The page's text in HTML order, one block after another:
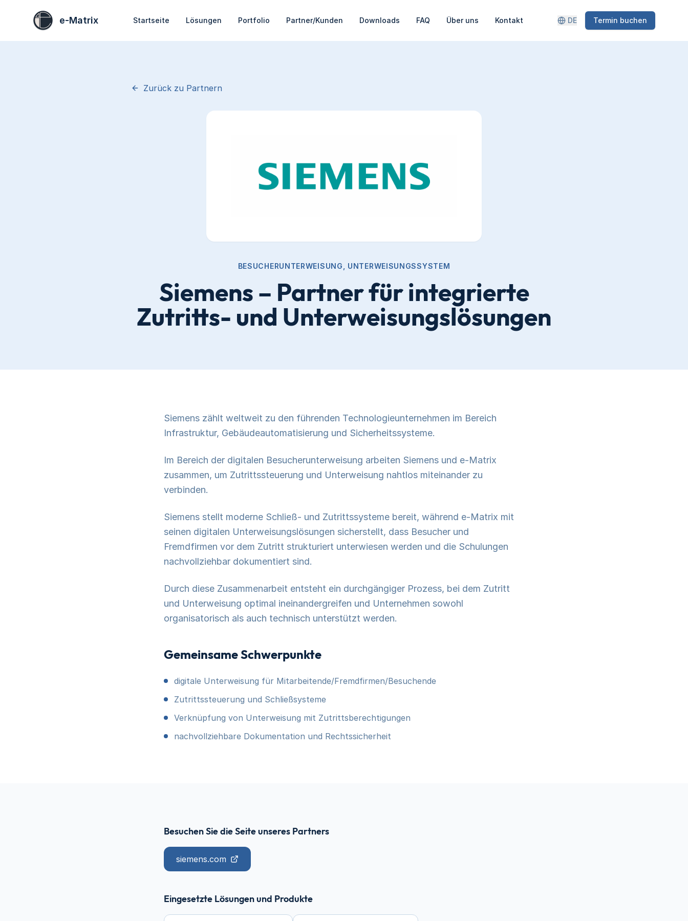
e-Matrix Startseite Lösungen Portfolio Partner/Kunden Downloads FAQ Über uns Kontakt DE Termin buchen
Zurück zu Partnern
BESUCHERUNTERWEISUNG, UNTERWEISUNGSSYSTEM
Siemens – Partner für integrierte
Zutritts- und Unterweisungslösungen
Siemens zählt weltweit zu den führenden Technologieunternehmen im Bereich
Infrastruktur, Gebäudeautomatisierung und Sicherheitssysteme.
Im Bereich der digitalen Besucherunterweisung arbeiten Siemens und e-Matrix
zusammen, um Zutrittssteuerung und Unterweisung nahtlos miteinander zu
verbinden.
Siemens stellt moderne Schließ- und Zutrittssysteme bereit, während e-Matrix mit
seinen digitalen Unterweisungslösungen sicherstellt, dass Besucher und
Fremdfirmen vor dem Zutritt strukturiert unterwiesen werden und die Schulungen
nachvollziehbar dokumentiert sind.
Durch diese Zusammenarbeit entsteht ein durchgängiger Prozess, bei dem Zutritt
und Unterweisung optimal ineinandergreifen und Unternehmen sowohl
organisatorisch als auch technisch unterstützt werden.
Gemeinsame Schwerpunkte
digitale Unterweisung für Mitarbeitende/Fremdfirmen/Besuchende
Zutrittssteuerung und Schließsysteme
Verknüpfung von Unterweisung mit Zutrittsberechtigungen
nachvollziehbare Dokumentation und Rechtssicherheit
Besuchen Sie die Seite unseres Partners
siemens.com
Eingesetzte Lösungen und Produkte